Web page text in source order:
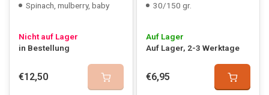
Spinach, mulberry, baby
Nicht auf Lager
in Bestellung
€12,50
30/150 gr.
Auf Lager
Auf Lager, 2-3 Werktage
€6,95